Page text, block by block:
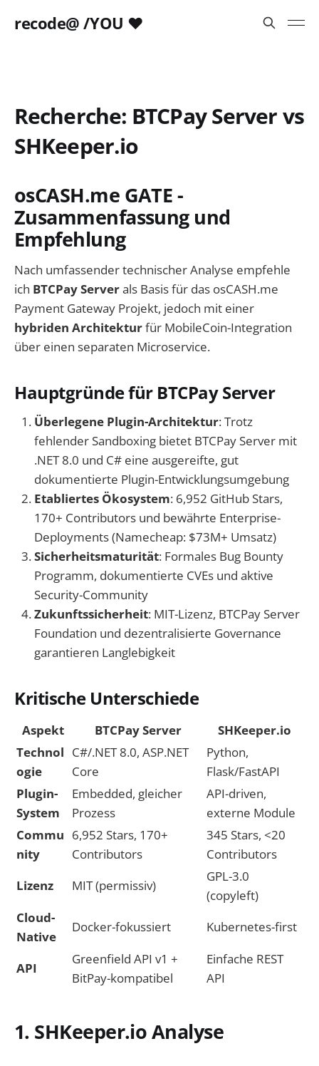
recode@ /YOU ❤️
Recherche: BTCPay Server vs
SHKeeper.io
osCASH.me GATE -
Zusammenfassung und
Empfehlung
Nach umfassender technischer Analyse empfehle
ich BTCPay Serverals Basis für das osCASH.me
Payment Gateway Projekt, jedoch mit einer
hybriden Architekturfür MobileCoin-Integration
über einen separaten Microservice.
Hauptgründe für BTCPay Server
Überlegene Plugin-Architektur: Trotz
fehlender Sandboxing bietet BTCPay Server mit
.NET 8.0 und C# eine ausgereifte, gut
dokumentierte Plugin-Entwicklungsumgebung
Etabliertes Ökosystem: 6,952 GitHub Stars,
170+ Contributors und bewährte Enterprise-
Deployments (Namecheap: $73M+ Umsatz)
Sicherheitsmaturität: Formales Bug Bounty
Programm, dokumentierte CVEs und aktive
Security-Community
Zukunftssicherheit: MIT-Lizenz, BTCPay Server
Foundation und dezentralisierte Governance
garantieren Langlebigkeit
Kritische Unterschiede
Aspekt BTCPay Server
SHKeeper.io
Technol
ogie
C#/.NET 8.0, ASP.NET
Core
Python,
Flask/FastAPI
Plugin-
System
Embedded, gleicher
Prozess
API-driven,
externe Module
Commu
nity
6,952 Stars, 170+
Contributors
345 Stars, <20
Contributors
Lizenz
MIT (permissiv)
GPL-3.0
(copyleft)
Cloud-
Native
Docker-fokussiert Kubernetes-first
API
Greenfield API v1 +
BitPay-kompatibel
Einfache REST
API
1. SHKeeper.io Analyse